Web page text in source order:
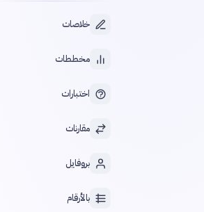
خلاصات
مخططات
اختبارات
مقارنات
بروفايل
بالأرقام